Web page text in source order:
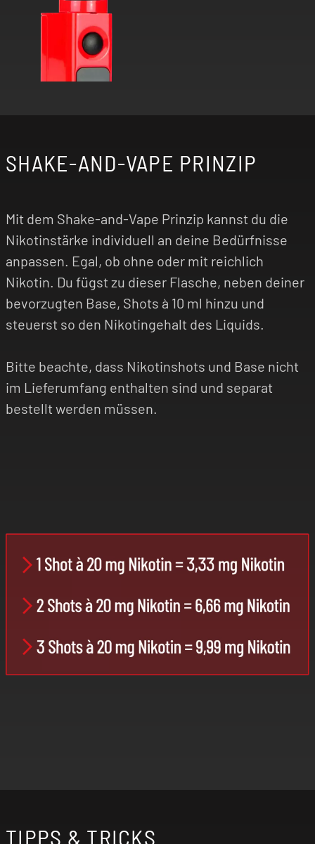
SHAKE-AND-VAPE PRINZIP
Mit dem Shake-and-Vape Prinzip kannst du die
Nikotinstärke individuell an deine Bedürfnisse
anpassen. Egal, ob ohne oder mit reichlich
Nikotin. Du fügst zu dieser Flasche, neben deiner
bevorzugten Base, Shots à 10 ml hinzu und
steuerst so den Nikotingehalt des Liquids.
Bitte beachte, dass Nikotinshots und Base nicht
im Lieferumfang enthalten sind und separat
bestellt werden müssen.
TIPPS & TRICKS